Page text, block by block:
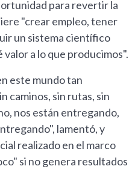
para revertir la
"crear empleo, tener
un sistema científico
a lo que producimos".
este mundo tan
caminos, sin rutas, sin
nos están entregando,
lamentó, y
realizado en el marco
si no genera resultados